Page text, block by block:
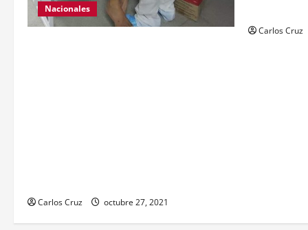
Nacionales
Carlos Cruz octubre 27, 2021
Carlos Cruz